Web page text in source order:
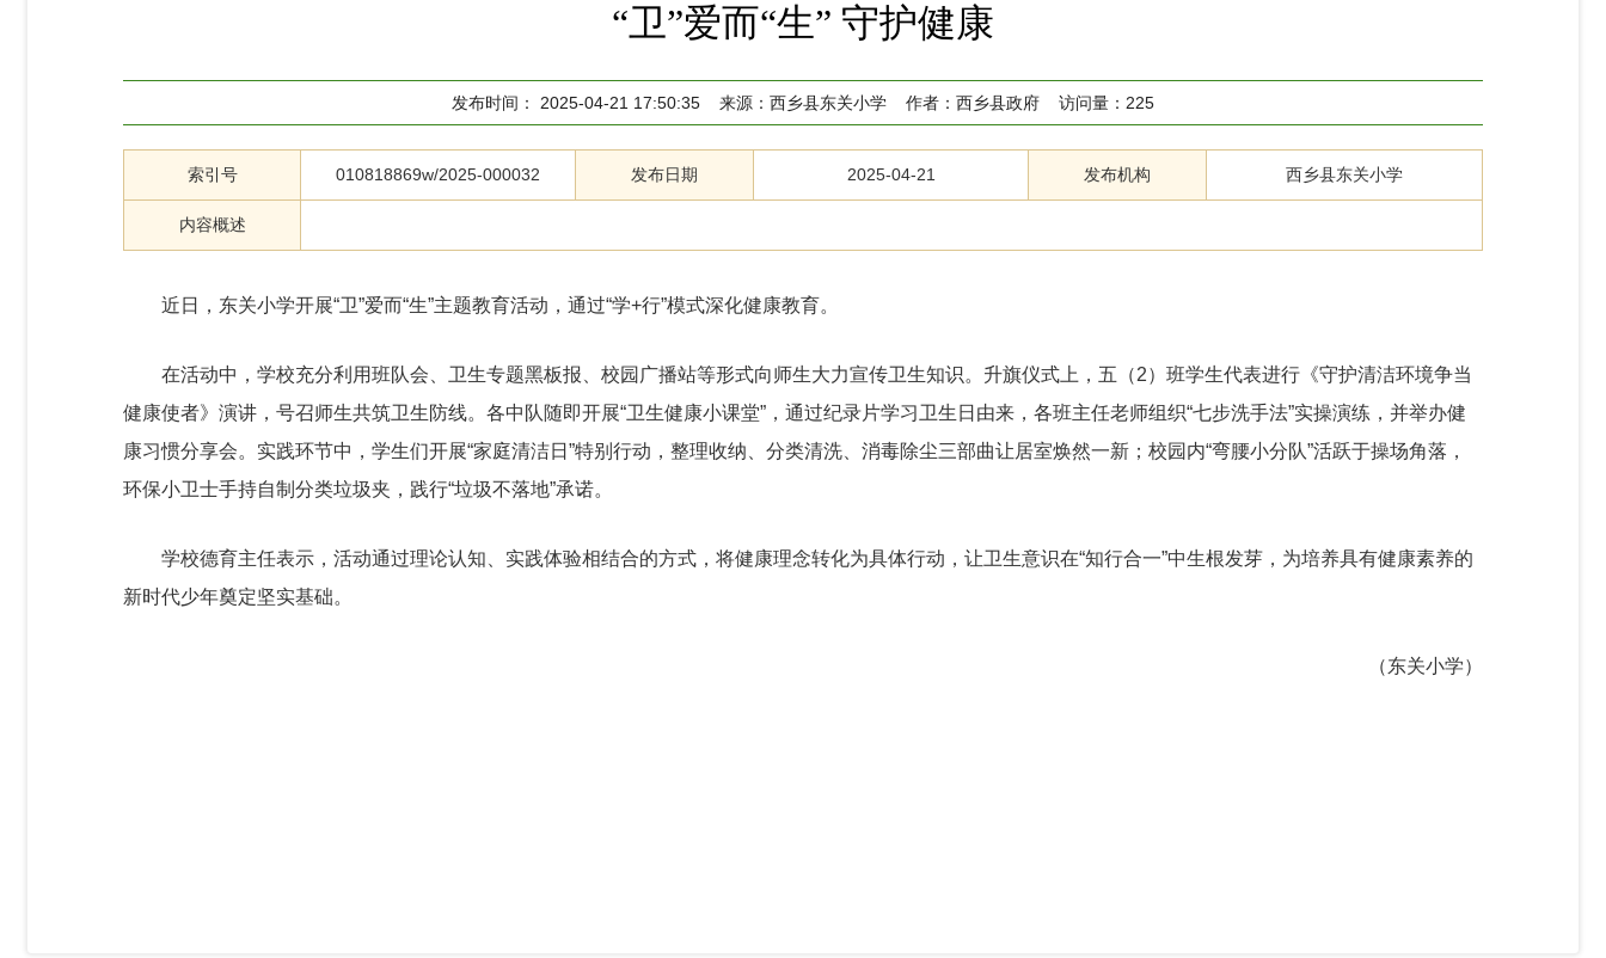
“卫”爱而“生” 守护健康
发布时间： 2025-04-21 17:50:35 来源： 西乡县东关小学 作者： 西乡县政府 访问量： 225
索引号 010818869w/2025-000032 发布日期 2025-04-21 发布机构 西乡县东关小学
内容概述
近日，东关小学开展“卫”爱而“生”主题教育活动，通过“学+行”模式深化健康教育。
在活动中，学校充分利用班队会、卫生专题黑板报、校园广播站等形式向师生大力宣传卫生知识。升旗仪式上，五（2）班学生代表进行《守护清洁环境争当
健康使者》演讲，号召师生共筑卫生防线。各中队随即开展“卫生健康小课堂”，通过纪录片学习卫生日由来，各班主任老师组织“七步洗手法”实操演练，并举办健
康习惯分享会。实践环节中，学生们开展“家庭清洁日”特别行动，整理收纳、分类清洗、消毒除尘三部曲让居室焕然一新；校园内“弯腰小分队”活跃于操场角落，
环保小卫士手持自制分类垃圾夹，践行“垃圾不落地”承诺。
学校德育主任表示，活动通过理论认知、实践体验相结合的方式，将健康理念转化为具体行动，让卫生意识在“知行合一”中生根发芽，为培养具有健康素养的
新时代少年奠定坚实基础。
（东关小学）